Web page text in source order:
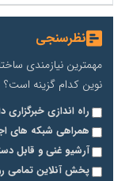
نظرسنجی
مهمترین نیازمندی
نوین کدام گزینه است؟
راه اندازی خبرگزاری
همراهی شبکه های
آرشیو غنی و قابل
پخش آنلاین تمامی